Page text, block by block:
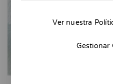
Ver nuestra
Gestionar